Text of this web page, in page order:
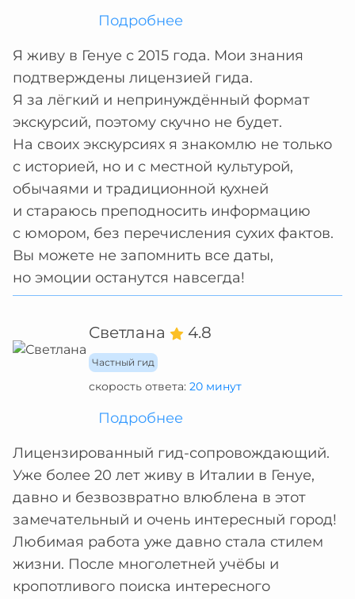
Подробнее
Я живу в Генуе с 2015 года. Мои знания
подтверждены лицензией гида.
Я за лёгкий и непринуждённый формат
экскурсий, поэтому скучно не будет.
На своих экскурсиях я знакомлю не только
с историей, но и с местной культурой,
обычаями и традиционной кухней
и стараюсь преподносить информацию
с юмором, без перечисления сухих фактов.
Вы можете не запомнить все даты,
но эмоции останутся навсегда!
Светлана 4.8
Частный гид
скорость ответа: 20 минут
Подробнее
Лицензированный гид-сопровождающий.
Уже более 20 лет живу в Италии в Генуе,
давно и безвозвратно влюблена в этот
замечательный и очень интересный город!
Любимая работа уже давно стала стилем
жизни. После многолетней учёбы и
кропотливого поиска интересного